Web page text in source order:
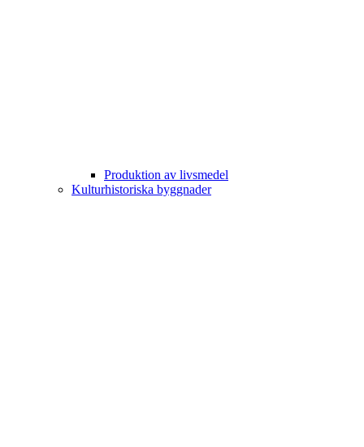
Produktion av livsmedel
Kulturhistoriska byggnader